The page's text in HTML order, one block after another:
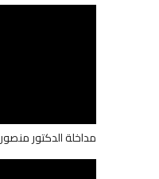
مداخلة الدكتور